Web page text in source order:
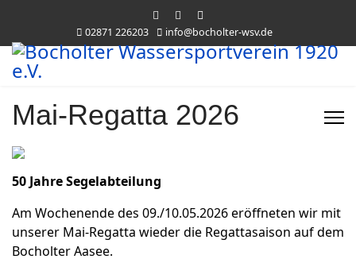
02871 226203 info@bocholter-wsv.de
Mai-Regatta 2026
50 Jahre Segelabteilung
Am Wochenende des 09./10.05.2026 eröffneten wir mit
unserer Mai-Regatta wieder die Regattasaison auf dem
Bocholter Aasee.